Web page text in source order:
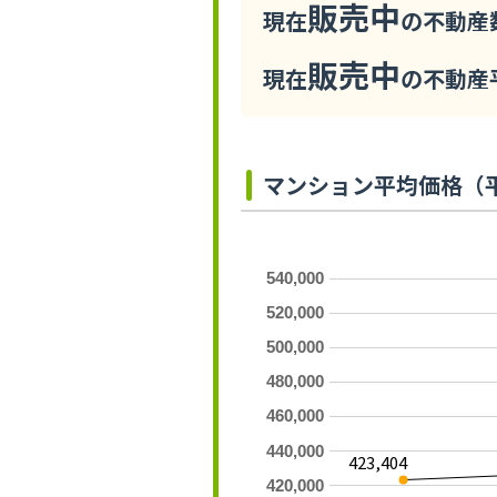
現在販売中の不動産
現在販売中の不動
マンション平均価格（
420,000
440,000
460,000
480,000
500,000
520,000
540,000
423,404